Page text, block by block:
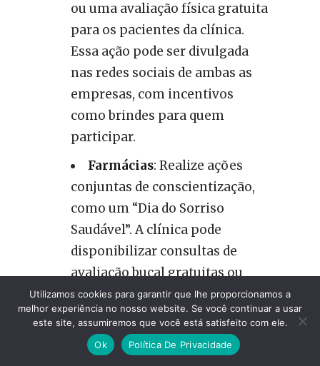
ou uma avaliação física gratuita
para os pacientes da clínica.
Essa ação pode ser divulgada
nas redes sociais de ambas as
empresas, com incentivos
como brindes para quem
participar.
Farmácias: Realize ações
conjuntas de conscientização,
como um “Dia do Sorriso
Saudável”. A clínica pode
disponibilizar consultas de
avaliação bucal gratuitas ou
com desconto, enquanto a
farmácia oferece descontos em
produtos de higiene oral, como
escovas, pastas de dentes e
Utilizamos cookies para garantir que lhe proporcionamos a
melhor experiência no nosso website. Se você continuar a usar
este site, assumiremos que você está satisfeito com ele.
Ok
Política De Privacidade